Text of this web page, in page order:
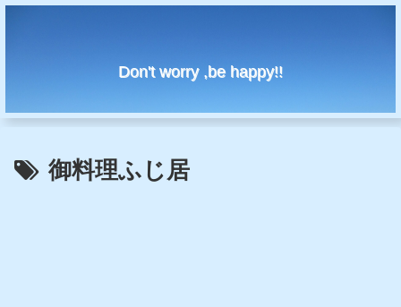
Don't worry ,be happy!!
御料理ふじ居